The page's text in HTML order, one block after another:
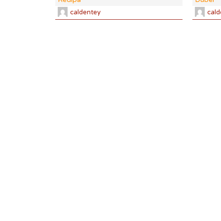
caldentey